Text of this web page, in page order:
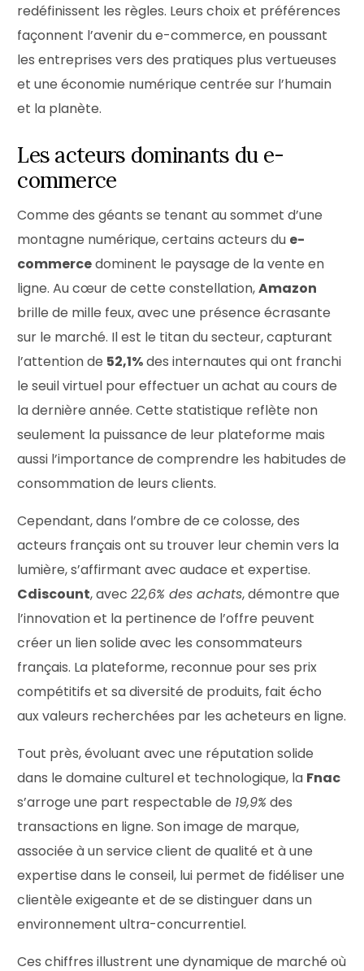
redéfinissent les règles. Leurs choix et préférences
façonnent l’avenir du e-commerce, en poussant
les entreprises vers des pratiques plus vertueuses
et une économie numérique centrée sur l’humain
et la planète.
Les acteurs dominants du e-
commerce
Comme des géants se tenant au sommet d’une
montagne numérique, certains acteurs du e-
commercedominent le paysage de la vente en
ligne. Au cœur de cette constellation,Amazon
brille de mille feux, avec une présence écrasante
sur le marché. Il est le titan du secteur, capturant
l’attention de 52,1%des internautes qui ont franchi
le seuil virtuel pour effectuer un achat au cours de
la dernière année. Cette statistique reflète non
seulement la puissance de leur plateforme mais
aussi l’importance de comprendre les habitudes de
consommation de leurs clients.
Cependant, dans l’ombre de ce colosse, des
acteurs français ont su trouver leur chemin vers la
lumière, s’affirmant avec audace et expertise.
Cdiscount, avec22,6% des achats, démontre que
l’innovation et la pertinence de l’offre peuvent
créer un lien solide avec les consommateurs
français. La plateforme, reconnue pour ses prix
compétitifs et sa diversité de produits, fait écho
aux valeurs recherchées par les acheteurs en ligne.
Tout près, évoluant avec une réputation solide
dans le domaine culturel et technologique, la Fnac
s’arroge une part respectable de 19,9%des
transactions en ligne. Son image de marque,
associée à un service client de qualité et à une
expertise dans le conseil, lui permet de fidéliser une
clientèle exigeante et de se distinguer dans un
environnement ultra-concurrentiel.
Ces chiffres illustrent une dynamique de marché où